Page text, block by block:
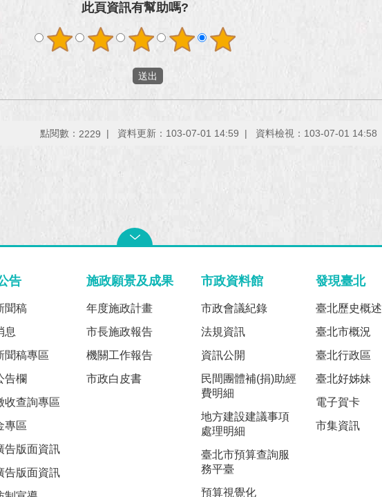
此頁資訊有幫助嗎?
點閱數： 2229 資料更新：103-07-01 14:59 資料檢視：103-07-01 14:58
告
聞稿
息
聞稿專區
告欄
收查詢專區
專區
告版面資訊
告版面資訊
施政願景及成果
年度施政計畫
市長施政報告
機關工作報告
市政白皮書
市政資料館
市政會議紀錄
法規資訊
資訊公開
民間團體補(捐)助經
費明細
地方建設建議事項
處理明細
臺北市預算查詢服
務平臺
預算視覺化
發現臺北
臺北歷史概述
臺北市概況
臺北行政區
臺北好姊妹
電子賀卡
市集資訊